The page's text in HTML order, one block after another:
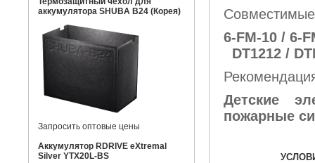
аккумулятора SHUBA B24 (Корея)
Запросить оптовые цены
Аккумулятор RDRIVE eXtremal
Silver YTX20L-BS
6-FM-10 / 6-
DT1212 /
Детские
пожарные